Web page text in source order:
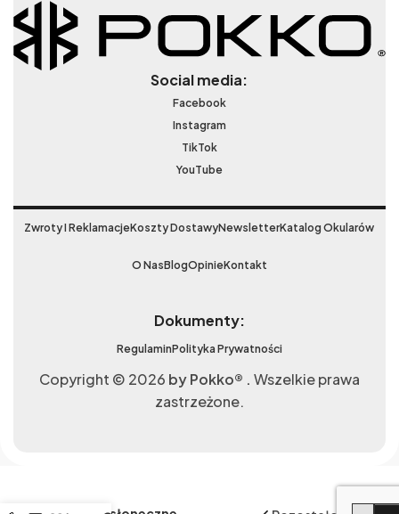
Social media:
Facebook
Instagram
TikTok
YouTube
Zwroty I ReklamacjeKoszty DostawyNewsletterKatalog Okularów
O NasBlogOpinieKontakt
Dokumenty:
RegulaminPolityka Prywatności
Copyright © 2026 by Pokko® . Wszelkie prawa
zastrzeżone.